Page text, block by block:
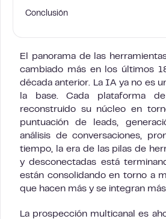
Conclusión
El panorama de las
cambiado más en los últimos
década anterior. La IA ya no es
la base. Cada plataforma
reconstruido su núcleo en
puntuación de leads,
análisis de conversaciones,
tiempo, la era de las pilas de
y desconectadas está
están consolidando en torno a
que hacen más y se integran
La prospección multicanal es